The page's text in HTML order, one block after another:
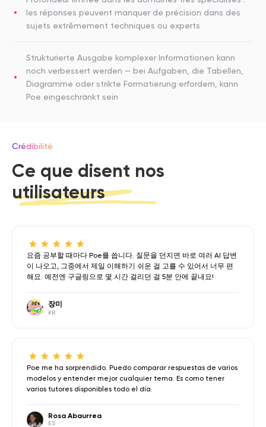
les réponses peuvent manquer de précision dans des
sujets extrêmement techniques ou experts
Strukturierte Ausgabe komplexer Informationen kann
noch verbessert werden — bei Aufgaben, die Tabellen,
Diagramme oder strikte Formatierung erfordern, kann
Poe eingeschränkt sein
Crédibilité
Ce que disent nos
utilisateurs
요즘 공부할 때마다 Poe를 씁니다. 질문을 던지면 바로 여러 AI 답변
이 나오고, 그중에서 제일 이해하기 쉬운 걸 고를 수 있어서 너무 편
해요. 예전엔 구글링으로 몇 시간 걸리던 걸 5분 안에 끝내요!
장미
KR
Poe me ha sorprendido. Puedo comparar respuestas de varios
modelos y entender mejor cualquier tema. Es como tener
varios tutores disponibles todo el día.
Rosa Abaurrea
ES